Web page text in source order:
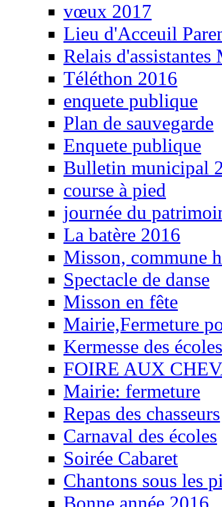
vœux 2017
Lieu d'Acceuil
Relais d'assistantes
Téléthon 2016
enquete publique
Plan de sauvegarde
Enquete publique
Bulletin municipal
course à pied
journée du
La batère 2016
Misson, commune
Spectacle de danse
Misson en fête
Mairie,Fermeture
Kermesse des écoles
FOIRE AUX
Mairie: fermeture
Repas des chasseurs
Carnaval des écoles
Soirée Cabaret
Chantons sous les